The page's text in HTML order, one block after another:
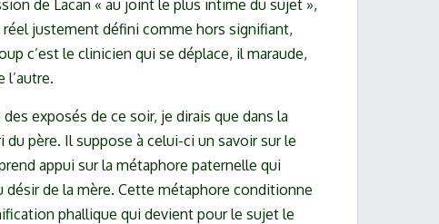
de Lacan « au joint le plus intime du sujet »,
justement défini comme hors signifiant,
c’est le clinicien qui se déplace, il maraude,
l’autre.
exposés de ce soir, je dirais que dans la
père. Il suppose à celui-ci un savoir sur le
appui sur la métaphore paternelle qui
de la mère. Cette métaphore conditionne
phallique qui devient pour le sujet le